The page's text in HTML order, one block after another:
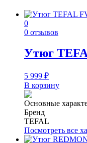
0
0 отзывов
Утюг
5 999 ₽
В корзину
Основные
Бренд
TEFAL
Посмотреть все